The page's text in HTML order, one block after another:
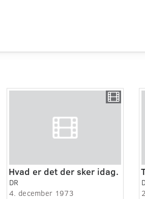
Hvad er det der sker idag.
DR
4. december 1973